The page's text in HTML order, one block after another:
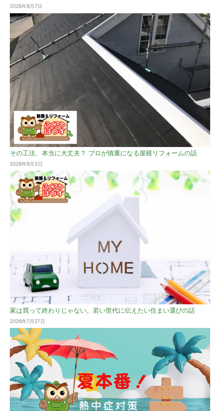
2026年8月7日
その工法、本当に大丈夫？ プロが慎重になる屋根リフォームの話
2026年8月3日
家は買って終わりじゃない。若い世代に伝えたい住まい選びの話
2026年7月27日